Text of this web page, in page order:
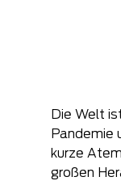
Die Welt
Pandemie
kurze
großen